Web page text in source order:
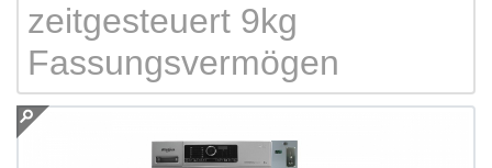
zeitgesteuert 9kg
Fassungsvermögen